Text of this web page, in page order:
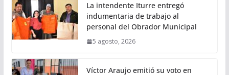
La intendente Iturre entregó
indumentaria de trabajo al
personal del Obrador Municipal
5 agosto, 2026
Víctor Araujo emitió su voto en